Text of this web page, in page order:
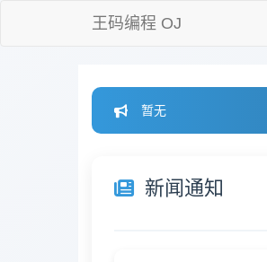
王码编程 OJ
暂无
新闻通知